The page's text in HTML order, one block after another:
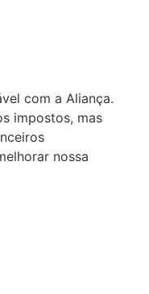
com a Aliança.
impostos, mas
nossa